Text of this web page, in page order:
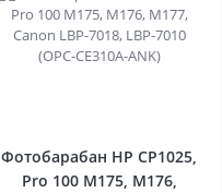
Фотобарабан HP CP1025,
Pro 100 M175, M176,